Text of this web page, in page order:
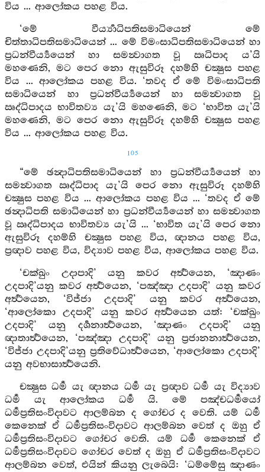
විය ... ආලෝකය පහළ විය.
‘මේ වීර්‍ය්‍යාධිපතිසමාධියෙන් මේ
චිත්තාධිපතිසමාධියෙන් ... මේ විමංසාධිපතිසමාධියෙන් හා
ප්‍රධන්වීර්‍ය්‍යයෙන් හා සමන්‍වාගත වූ ඍධිපාද ය’යි
මහණෙනි, මට පෙර නො ඇසුවිරූ දහම්හි චක්‍ෂුස පහළ
විය ... ආලෝකය පහළ විය. ‘තවද ඒ මේ විමංසාධිපති
සමාධියෙන් හා ප්‍රධන්වීර්‍ය්‍යයෙන් හා සමන්‍වාගත වූ
ඍද්ධිපාදය භාවිතව්‍ය යැ’යි මහණෙනි, මට ‘භාවිත යැ’යි
මහණෙනි, මට පෙර නො ඇසුවිරූ දහම්හි චක්‍ෂුස පහළ
විය ... ආලෝකය පහළ විය.
105
“මේ ඡන්‍දාධිපතිසමාධියෙන් හා ප්‍රධන්වීර්‍ය්‍යයෙන් හා
සමන්‍වාගත ඍද්ධිපාද යැ’යි පෙර නො ඇසුවිරූ දහම්හි
චක්‍ෂුස පහළ විය ... ආලෝකය පහළ විය ... ‘තවද ඒ මේ
ඡන්‍දාධිපති සමාධියෙන් හා ප්‍රධන්වීර්‍ය්‍යයෙන් හා සමන්‍වාගත
වූ ඍද්ධිපාදය භාවිතව්‍ය යැ’යි ... ‘භාවිත යැ’යි පෙර නො
ඇසුවිරූ දහම්හි චක්‍ෂුස පහළ විය, ඥානය පහළ විය,
ප්‍රඥාව පහළ විය, විද්‍යාව පහළ විය, ආලෝකය පහළ විය.
‘චක්ඛුං උදාපාදි’ යනු කවර අර්‍ත්‍ථයෙන, ‘ඤාණං
උදපාදි’යනු කවර අර්‍ත්‍ථයෙන, ‘පඤ්ඤා උදපාදි’ යනු කවර
අර්‍ත්‍ථයෙන, ‘විජ්ජා උදපාදි’ යනු කවර අර්‍ත්‍ථයෙන,
‘ආලෝකො උදපාදි’ යනු කවර අර්‍ත්‍ථයෙන යත්: ‘චක්ඛුං
උදපාදි’ යනු දර්‍ශනාර්‍ත්‍ථයෙන, ‘ඤාණං උදපාදි’ යනු
ඥාතාර්‍ත්‍ථයෙන, ‘පඤ්ඤා උදපාදි’ යනු ප්‍රජානනාර්‍ත්‍ථයෙන,
‘විජ්ජා උදපාදි’යනු ප්‍රතිවේධාර්‍ත්‍ථයෙන, ‘ආලෝකො උදපාදි’
යනු අවභාසාර්‍ත්‍ථයෙනි.
චක්‍ෂුස ධර්‍ම යැ ඥානය ධර්‍ම යැ ප්‍රඥාව ධර්‍ම යැ විද්‍යාව
ධර්‍ම යැ ආලෝකය ධර්‍ම යි. මේ පඤ්චධර්‍මයෝ
ධර්‍මප්‍රතිසංවිදාවට ආලම්බන ද ගෝචර ද වෙති. යම් ධර්‍ම
කෙනෙක් ඒ ධර්‍මප්‍රතිසංවිදාවට ආලම්බන වෙත් ද ඔහු ඒ
ධර්‍මප්‍රතිසංවිදාවට ගෝචර වෙති. යම් ධර්‍ම කෙනෙක් ඒ
ධර්‍මප්‍රතිසංවිදාවට ගෝචර වෙත් ද ඔහු ඒ ධර්‍මප්‍රතිසංවිදාවට
ආලම්බන වෙත්, එයින් කියනු ලැබෙයි: ‘ධම්මේසු ඤාණං